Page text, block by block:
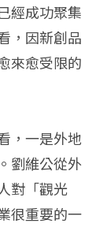
經成功聚集
，因新創品
來愈受限的
，一是外地
劉維公從外
對「觀光
很重要的一